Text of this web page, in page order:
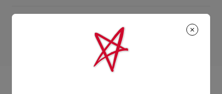
UPS特快專遞：費用為15英鎊，1至3個工作天內送貨（限下午4
包裹於星期一至五派送，必須簽收。
估計送貨時間由發貨日期起計算。
送貨日期起計30天內可以免費退換。
換貨視乎產品存貨而定，請聯絡客戶服務專員。